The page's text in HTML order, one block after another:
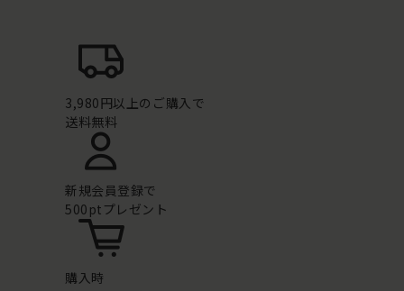
3,980円以上のご購入で
送料無料
新規会員登録で
500ptプレゼント
購入時